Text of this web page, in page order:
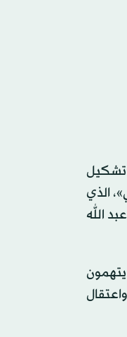
تشكيل
الذي
الله